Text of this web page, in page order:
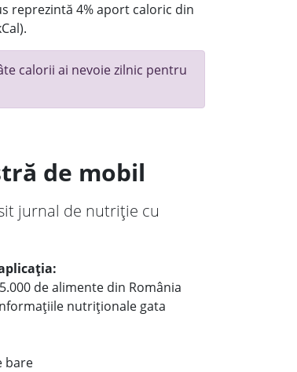
reprezintă 4% aport caloric din
calorii ai nevoie zilnic pentru
de mobil
jurnal de nutriție cu
de alimente din România
nutriționale gata
bare